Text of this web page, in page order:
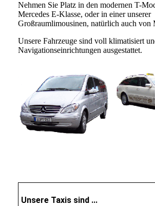
Nehmen Sie Platz in den modernen T-
Mercedes E-Klasse, oder in einer unserer
Großraumlimousinen, natürlich auch von
Unsere Fahrzeuge sind voll klimatisiert
Navigationseinrichtungen ausgestattet.
Unsere Taxis sind ...